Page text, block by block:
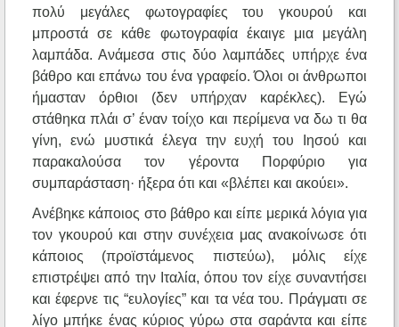
πολύ μεγάλες φωτογραφίες του γκουρού και
μπροστά σε κάθε φωτογραφία έκαιγε μια μεγάλη
λαμπάδα. Ανάμεσα στις δύο λαμπάδες υπήρχε ένα
βάθρο και επάνω του ένα γραφείο. Όλοι οι άνθρωποι
ήμασταν όρθιοι (δεν υπήρχαν καρέκλες). Εγώ
στάθηκα πλάι σ’ έναν τοίχο και περίμενα να δω τι θα
γίνη, ενώ μυστικά έλεγα την ευχή του Ιησού και
παρακαλούσα τον γέροντα Πορφύριο για
συμπαράσταση· ήξερα ότι και «βλέπει και ακούει».
Ανέβηκε κάποιος στο βάθρο και είπε μερικά λόγια για
τον γκουρού και στην συνέχεια μας ανακοίνωσε ότι
κάποιος (προϊστάμενος πιστεύω), μόλις είχε
επιστρέψει από την Ιταλία, όπου τον είχε συναντήσει
και έφερνε τις “ευλογίες” και τα νέα του. Πράγματι σε
λίγο μπήκε ένας κύριος γύρω στα σαράντα και είπε